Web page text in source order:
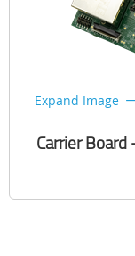
Expand Image
Carrier Board